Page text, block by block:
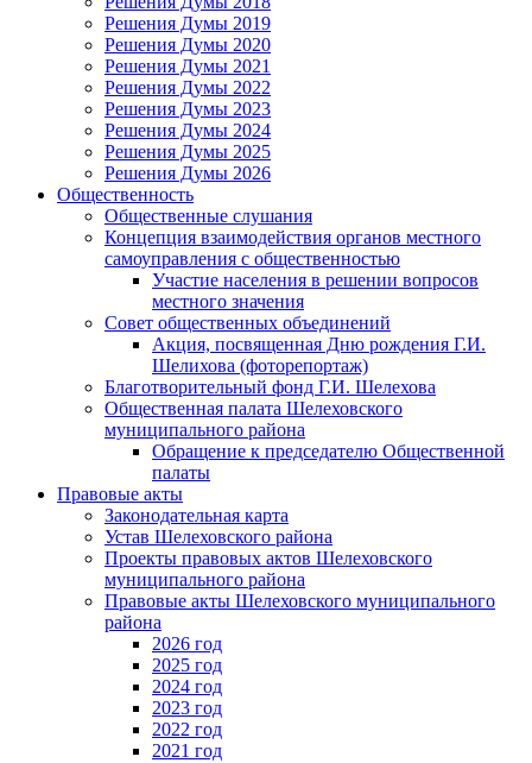
Решения Думы 2019
Решения Думы 2020
Решения Думы 2021
Решения Думы 2022
Решения Думы 2023
Решения Думы 2024
Решения Думы 2025
Решения Думы 2026
Общественность
Общественные слушания
Концепция взаимодействия органов местного
самоуправления с общественностью
Участие населения в решении вопросов
местного значения
Совет общественных объединений
Акция, посвященная Дню рождения Г.И.
Шелихова (фоторепортаж)
Благотворительный фонд Г.И. Шелехова
Общественная палата Шелеховского
муниципального района
Обращение к председателю Общественной
палаты
Правовые акты
Законодательная карта
Устав Шелеховского района
Проекты правовых актов Шелеховского
муниципального района
Правовые акты Шелеховского муниципального
района
2026 год
2025 год
2024 год
2023 год
2022 год
2021 год